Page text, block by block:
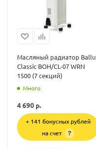
Масляный радиатор Ballu
Classic BOH/CL-07 WRN
1500 (7 секций)
Много
4 690 р.
+ 141 бонусных рублей
на счет
?